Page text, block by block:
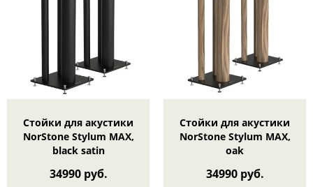
Стойки для акустики
NorStone Stylum MAX,
black satin
34990 руб.
Стойки для акустики
NorStone Stylum MAX,
oak
34990 руб.